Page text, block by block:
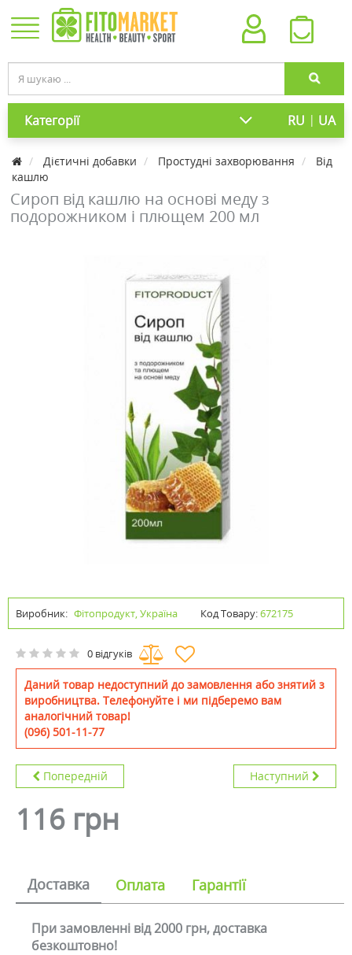
Категорії RU | UA
Дієтичні добавки Простудні захворювання
Від
кашлю
Сироп від кашлю на основі меду з
подорожником і плющем 200 мл
Виробник: Фітопродукт, Україна Код Товару:672175
0 відгуків
Даний товар недоступний до замовлення або знятий з
виробництва. Телефонуйте і ми підберемо вам
аналогічний товар!
(096) 501-11-77
Попередній Наступний
116 грн
Доставка Оплата Гарантії
При замовленні від 2000 грн, доставка
безкоштовно!